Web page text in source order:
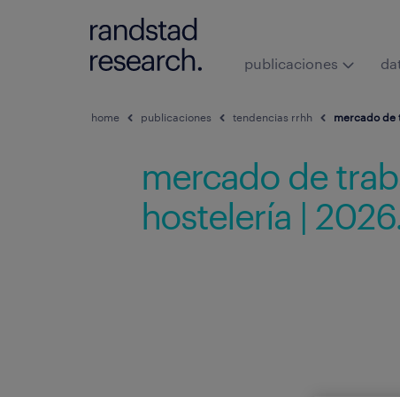
publicaciones
home publicaciones tendencias rrhh mercado de
mercado de
hostelería |